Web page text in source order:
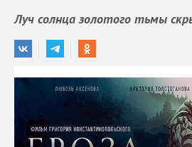
Луч солнца золотого тьмы